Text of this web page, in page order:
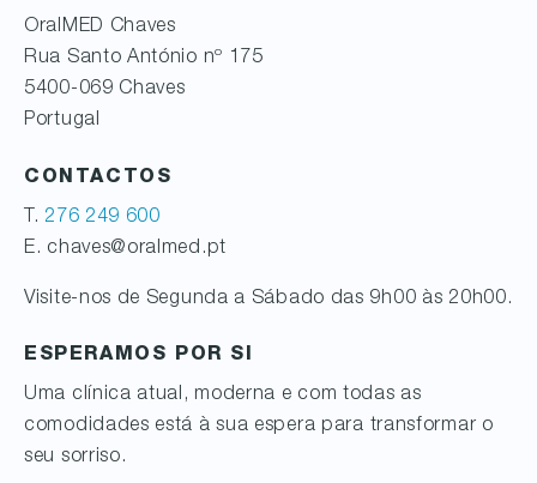
OralMED Chaves
Rua Santo António nº 175
5400-069 Chaves
Portugal
CONTACTOS
T. 276 249 600
E. chaves@oralmed.pt
Visite-nos de Segunda a Sábado das 9h00 às 20h00.
ESPERAMOS POR SI
Uma clínica atual, moderna e com todas as
comodidades está à sua espera para transformar o
seu sorriso.